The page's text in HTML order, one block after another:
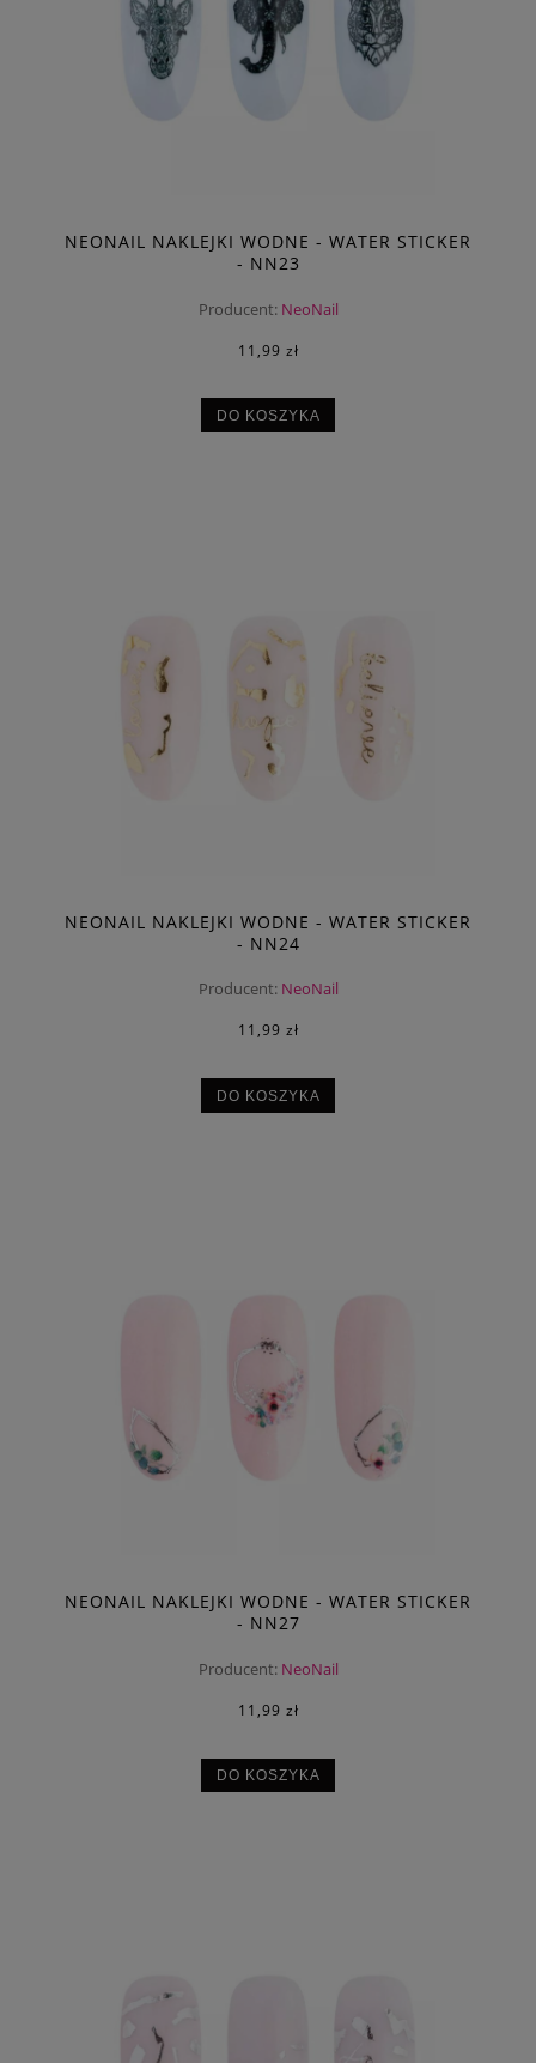
NEONAIL NAKLEJKI WODNE - WATER STICKER
- NN23
Producent: NeoNail
11,99 zł
DO KOSZYKA
NEONAIL NAKLEJKI WODNE - WATER STICKER
- NN24
Producent: NeoNail
11,99 zł
DO KOSZYKA
NEONAIL NAKLEJKI WODNE - WATER STICKER
- NN27
Producent: NeoNail
11,99 zł
DO KOSZYKA